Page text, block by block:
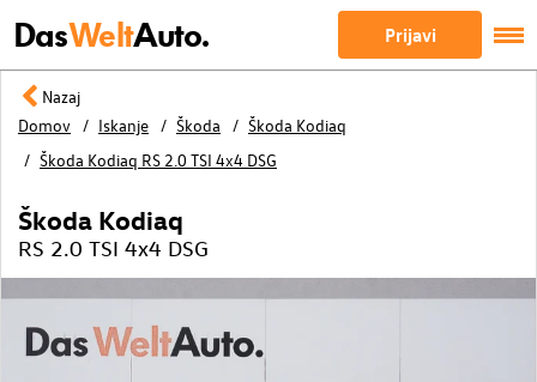
DasWeltAuto. Prijavi
Nazaj
Domov
Iskanje Škoda
Škoda Kodiaq
Škoda Kodiaq RS 2.0 TSI 4x4 DSG
Škoda Kodiaq
RS 2.0 TSI 4x4 DSG